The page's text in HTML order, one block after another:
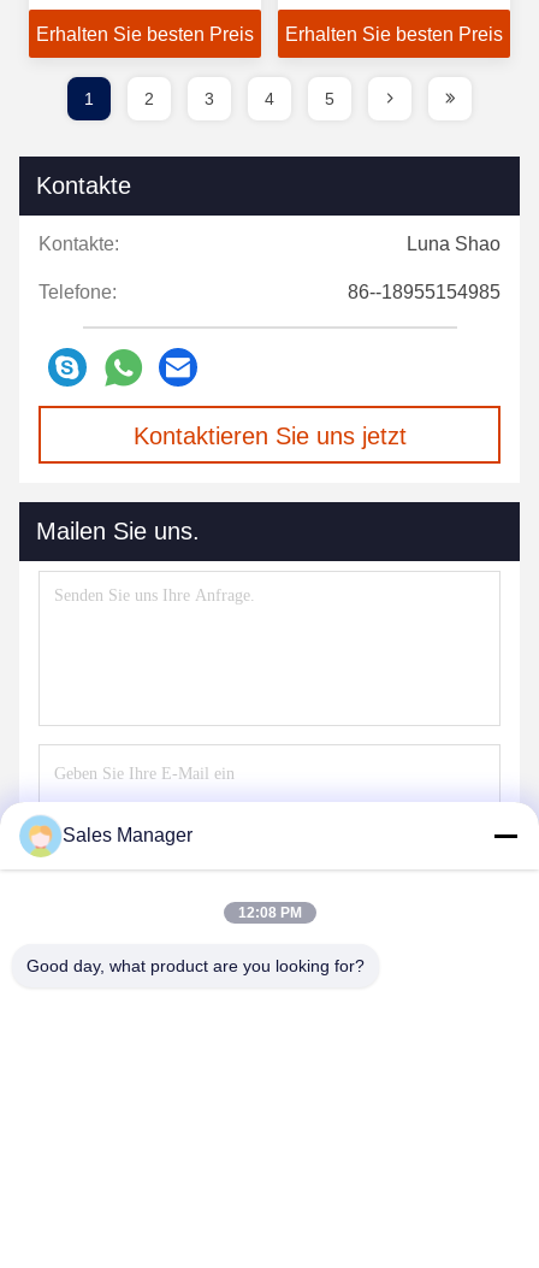
Drehreinigungsbürste
Wasserstaub
Erhalten Sie besten Preis
Solarphotovoltaik
Reinigung
Erhalten Sie besten Preis
1 2 3 4 5
Kontakte
Kontakte: Luna Shao
Telefone: 86--18955154985
Kontaktieren Sie uns jetzt
Mailen Sie uns.
Sales Manager
12:08 PM
Good day, what product are you looking for?